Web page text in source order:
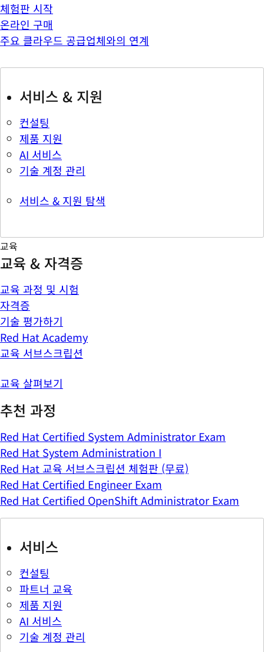
체험판 시작
온라인 구매
주요 클라우드 공급업체와의 연계
서비스 & 지원
컨설팅
제품 지원
AI 서비스
기술 계정 관리
서비스 & 지원 탐색
교육
교육 & 자격증
교육 과정 및 시험
자격증
기술 평가하기
Red Hat Academy
교육 서브스크립션
교육 살펴보기
추천 과정
Red Hat Certified System Administrator Exam
Red Hat System Administration I
Red Hat 교육 서브스크립션 체험판 (무료)
Red Hat Certified Engineer Exam
Red Hat Certified OpenShift Administrator Exam
서비스
컨설팅
파트너 교육
제품 지원
AI 서비스
기술 계정 관리